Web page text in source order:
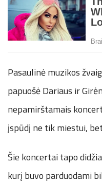
Pasaulinė muzikos
papuošė Dariaus ir
nepamirštamais
įspūdį ne tik miestui,
Šie koncertai tapo
kurį buvo parduodami